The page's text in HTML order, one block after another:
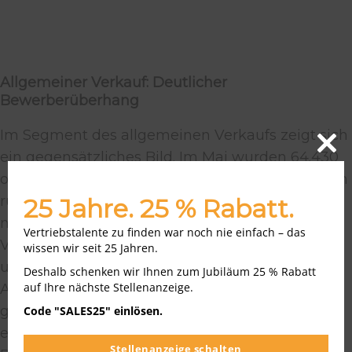
Allgemeiner Verkauf: Deutlicher
Bewerberüberhang
Im Segment des allgemeinen Verkaufs zeigt sich
ein gegensätzliches Bild. Im Mai wurden 64.430
offene Positionen gemeldet, gleichzeitig suchten
rund 330.540 Personen in diesem Bereich eine
neue Beschäftigung. Das Bewerber-Stellen-
Verhältnis liegt somit bei 5,1 und ist das höchste
unter allen analysierten Berufsgruppen. Der
Arbeitsmarkt ist in diesem Bereich deutlich
gesättigt – für Unternehmen ergibt sich daraus
ein breites Rekrutierungspotenzial, für
Close
25 Jahre. 25 % Rabatt.
Vertriebstalente zu finden war noch nie einfach – das
wissen wir seit 25 Jahren.
Deshalb schenken wir Ihnen zum Jubiläum 25 % Rabatt
auf Ihre nächste Stellenanzeige.
Code "SALES25" einlösen.
Stellenanzeige schalten